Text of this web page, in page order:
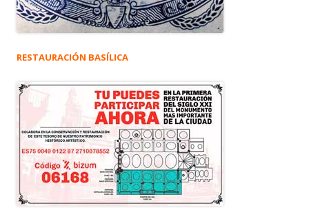
RESTAURACIÓN BASÍLICA